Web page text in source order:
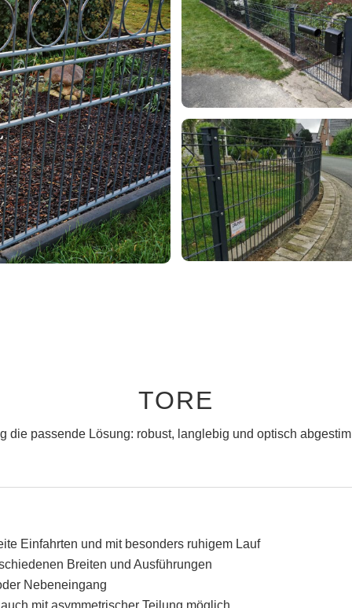
TORE
die passende Lösung: robust, langlebig und optisch
Einfahrten und mit besonders ruhigem Lauf
Breiten und Ausführungen
Nebeneingang
mit asymmetrischer Teilung möglich